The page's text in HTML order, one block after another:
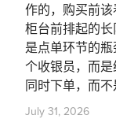
作的，购买前该
柜台前排起的
是点单环节的
个收银员，而
同时下单，而不
July 31, 2026